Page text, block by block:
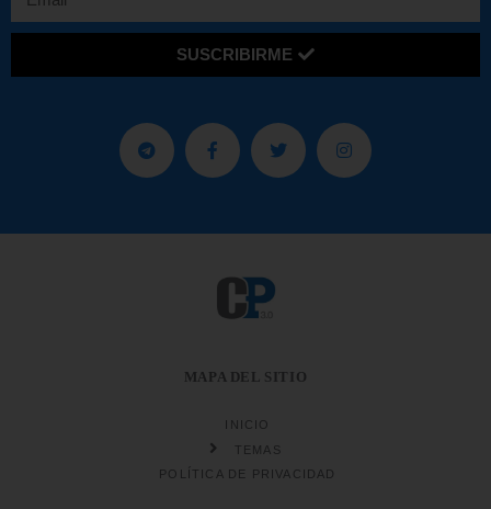
SUSCRIBIRME
MAPA DEL SITIO
INICIO
TEMAS
POLÍTICA DE PRIVACIDAD